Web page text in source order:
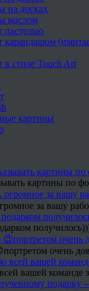
на досках
маслом
пастелью
карандашом
в стиле Touch Art
картины
картины по
за вашу
очень
вашей команде